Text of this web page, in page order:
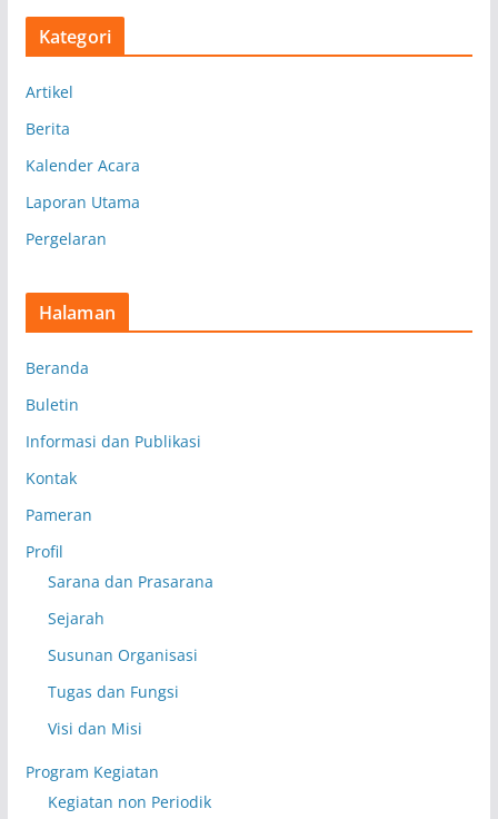
s
Kategori
Artikel
Berita
Kalender Acara
Laporan Utama
Pergelaran
Halaman
Beranda
Buletin
Informasi dan Publikasi
Kontak
Pameran
Profil
Sarana dan Prasarana
Sejarah
Susunan Organisasi
Tugas dan Fungsi
Visi dan Misi
Program Kegiatan
Kegiatan non Periodik